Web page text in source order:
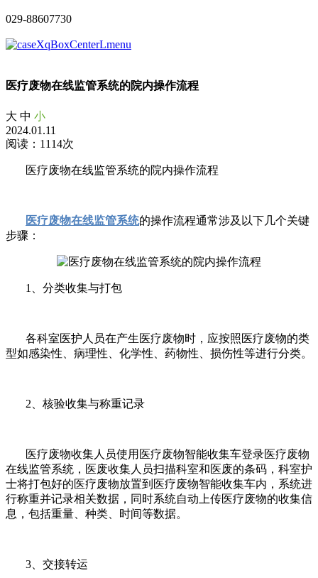
029-88607730
医疗废物在线监管系统的院内操作流程
大 中 小
2024.01.11
阅读：1114次
医疗废物在线监管系统的院内操作流程
医疗废物在线监管系统的操作流程通常涉及以下几个关键
步骤：
1、分类收集与打包
各科室医护人员在产生医疗废物时，应按照医疗废物的类
型如感染性、病理性、化学性、药物性、损伤性等进行分类。
2、核验收集与称重记录
医疗废物收集人员使用医疗废物智能收集车登录医疗废物
在线监管系统，医废收集人员扫描科室和医废的条码，科室护
士将打包好的医疗废物放置到医疗废物智能收集车内，系统进
行称重并记录相关数据，同时系统自动上传医疗废物的收集信
息，包括重量、种类、时间等数据。
3、交接转运